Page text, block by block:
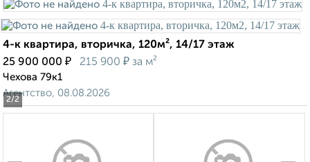
2/2
4-к квартира, вторичка, 120м², 14/17 этаж
25 900 000 ₽ 215 900 ₽ за м²
Чехова 79к1
Агентство, 08.08.2026